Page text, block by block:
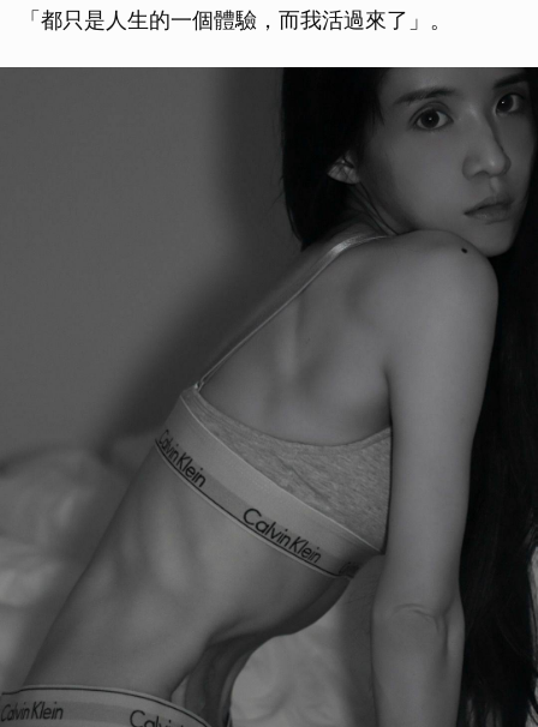
「都只是人生的一個體驗，而我活過來了」。